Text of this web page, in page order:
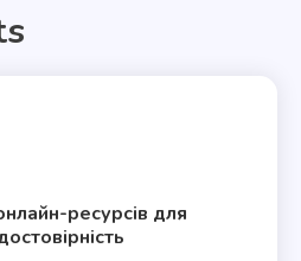
ресурсів для